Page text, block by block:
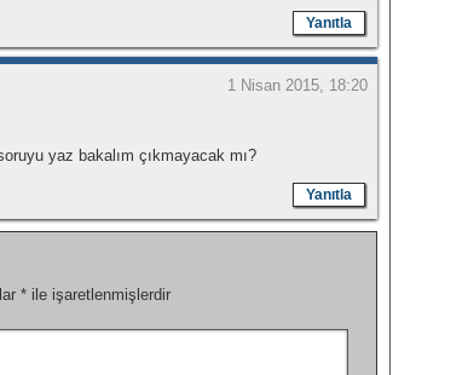
Yanıtla
1 Nisan 2015, 18:20
yaz bakalım çıkmayacak mı?
Yanıtla
* ile işaretlenmişlerdir